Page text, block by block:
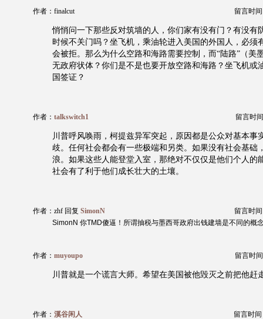
作者：finalcut 留言时间
悄悄问一下那些反对筑墙的人，你们家有没有门？有没有
时候不关门吗？坐飞机，乘油轮进入美国的外国人，必须
会被拒。那么为什么空路和海路需要控制，而“陆路”（美
无政府状体？你们是不是也要开放空路和海路？坐飞机或
国签证？
作者： talkswitch1 留言时
川普呼风唤雨，柯提兹异军突起，原因都是公众对基本事
歧。任何社会都会有一些极端和另类。如果没有社会基础
浪。如果这些人能登堂入室，那绝对不仅仅是他们个人的
社会有了利于他们成长壮大的土壤。
作者：zhf 回复 SimonN
留言时间
SimonN 你TMD傻逼！所谓抽税与墨西哥政府出钱建墙是不同的概
作者： muyoupo 留言时
川普就是一个谎言大师。希望在美国被他毁灭之前把他赶
作者： 溪谷闲人 留言时间